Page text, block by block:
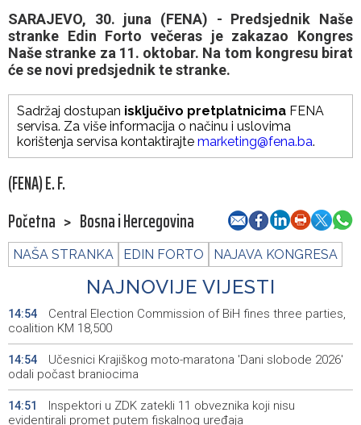
SARAJEVO, 30. juna (FENA) - Predsjednik Naše
stranke Edin Forto večeras je zakazao Kongres
Naše stranke za 11. oktobar. Na tom kongresu birat
će se novi predsjednik te stranke.
Sadržaj dostupan isključivo pretplatnicima FENA
servisa. Za više informacija o načinu i uslovima
korištenja servisa kontaktirajte marketing@fena.ba.
(FENA) E. F.
Početna > Bosna i Hercegovina
NAŠA STRANKA EDIN FORTO NAJAVA KONGRESA
NAJNOVIJE VIJESTI
14:54
Central Election Commission of BiH fines three parties,
coalition KM 18,500
14:54
Učesnici Krajiškog moto-maratona 'Dani slobode 2026'
odali počast braniocima
14:51
Inspektori u ZDK zatekli 11 obveznika koji nisu
evidentirali promet putem fiskalnog uređaja